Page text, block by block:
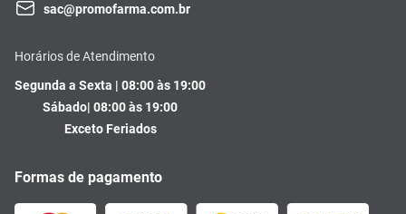
sac@promofarma.com.br
Horários de Atendimento
Segunda a Sexta | 08:00 às 19:00
Sábado| 08:00 às 19:00
Exceto Feriados
Formas de pagamento